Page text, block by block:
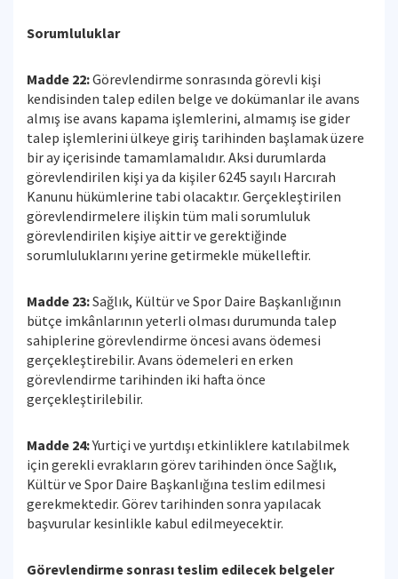
Sorumluluklar
Madde 22:Görevlendirme sonrasında görevli kişi
kendisinden talep edilen belge ve dokümanlar ile avans
almış ise avans kapama işlemlerini, almamış ise gider
talep işlemlerini ülkeye giriş tarihinden başlamak üzere
bir ay içerisinde tamamlamalıdır. Aksi durumlarda
görevlendirilen kişi ya da kişiler 6245 sayılı Harcırah
Kanunu hükümlerine tabi olacaktır. Gerçekleştirilen
görevlendirmelere ilişkin tüm mali sorumluluk
görevlendirilen kişiye aittir ve gerektiğinde
sorumluluklarını yerine getirmekle mükelleftir.
Madde 23:Sağlık, Kültür ve Spor Daire Başkanlığının
bütçe imkânlarının yeterli olması durumunda talep
sahiplerine görevlendirme öncesi avans ödemesi
gerçekleştirebilir. Avans ödemeleri en erken
görevlendirme tarihinden iki hafta önce
gerçekleştirilebilir.
Madde 24:Yurtiçi ve yurtdışı etkinliklere katılabilmek
için gerekli evrakların görev tarihinden önce Sağlık,
Kültür ve Spor Daire Başkanlığına teslim edilmesi
gerekmektedir. Görev tarihinden sonra yapılacak
başvurular kesinlikle kabul edilmeyecektir.
Görevlendirme sonrası teslim edilecek belgeler